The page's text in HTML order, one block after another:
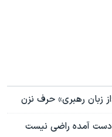
زبان رهبری» حرف نزن
دست آمده راضی نیست